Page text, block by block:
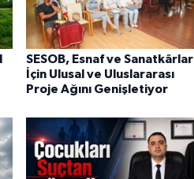
SESOB, Esnaf ve Sanatkârlar
İçin Ulusal ve Uluslararası
Proje Ağını Genişletiyor